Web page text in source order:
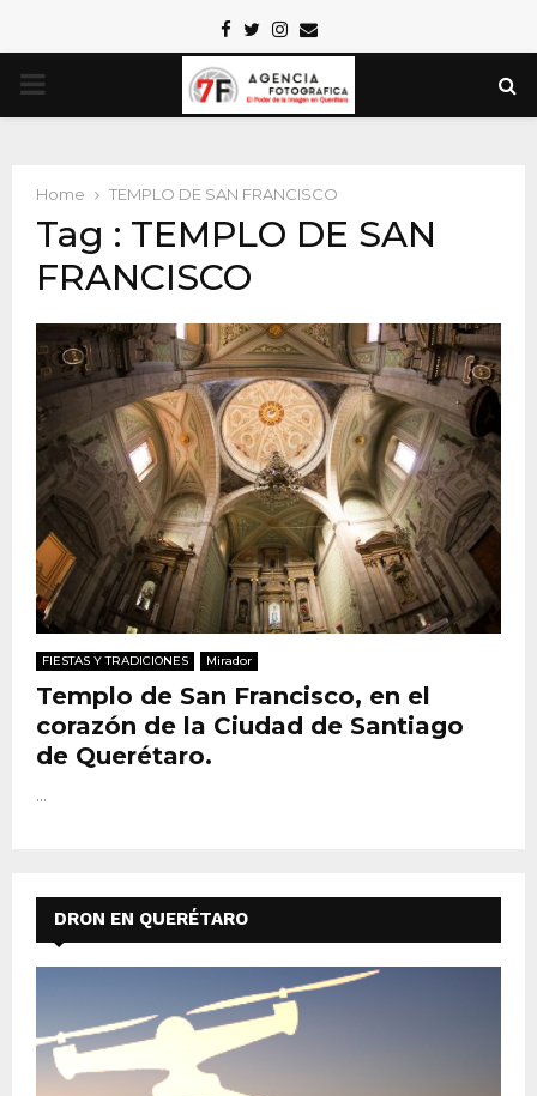
Facebook
TwitterInstagram
Email
PRIMARY
Home TEMPLO DE SAN FRANCISCO
Tag : TEMPLO DE SAN
FRANCISCO
FIESTAS Y TRADICIONES Mirador
Templo de San Francisco, en el
corazón de la Ciudad de Santiago
de Querétaro.
...
DRON EN QUERÉTARO